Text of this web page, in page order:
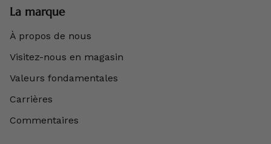
La marque
À propos de nous
Visitez-nous en magasin
Valeurs fondamentales
Carrières
Commentaires